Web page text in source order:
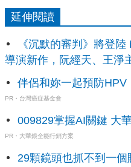
延伸閱讀
《沉默的審判》將登陸
導演新作，阮經天、王淨
伴侶和妳一起預防HPV
PR・台灣癌症基金會
009829掌握AI關鍵 大
PR・大華銀全能行銷方案
29顆鏡頭也抓不到一